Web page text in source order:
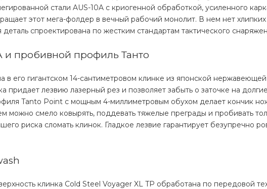
стали AUS-10A с криогенной обработкой, усиленного
этот мега-фолдер в вечный рабочий монолит. В нем нет
деталь спроектирована по жестким стандартам тактического
и пробивной профиль Танто
в его гигантском 14-сантиметровом клинке из японской нержавеющей
придает лезвию лазерный рез и позволяет забыть о заточке на
Tanto Point с мощным 4-миллиметровым обухом делает кончик
можно смело ковырять, поддевать тяжелые преграды и пробивать
риска сломать клинок. Гладкое лезвие гарантирует безупречно
клинка Cold Steel Voyager XL TP обработана по передовой